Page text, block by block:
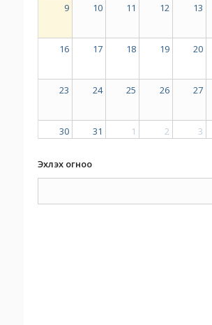
9 10 11 12 13
16 17 18 19 20
23 24 25 26 27
30 31 1 2 3
Эхлэх огноо